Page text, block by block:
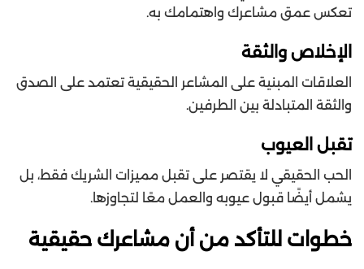
تعكس عمق مشاعرك واهتمامك به.
الإخلاص والثقة
العلاقات المبنية على المشاعر الحقيقية تعتمد على الصدق
والثقة المتبادلة بين الطرفين.
تقبل العيوب
الحب الحقيقي لا يقتصر على تقبل مميزات الشريك فقط، بل
يشمل أيضًا قبول عيوبه والعمل معًا لتجاوزها.
خطوات للتأكد من أن مشاعرك حقيقية